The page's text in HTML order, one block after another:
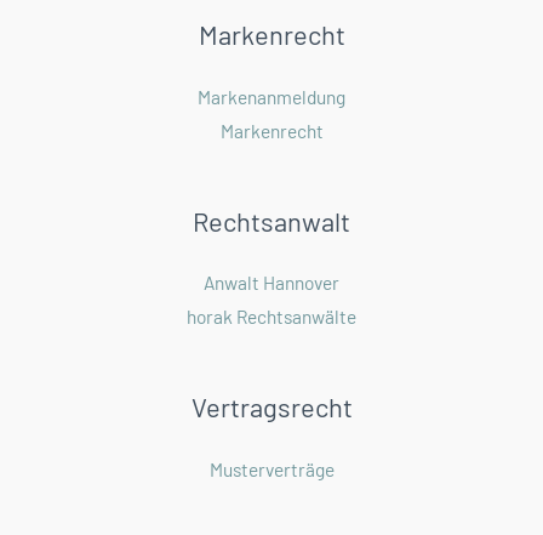
Markenrecht
Markenanmeldung
Markenrecht
Rechtsanwalt
Anwalt Hannover
horak Rechtsanwälte
Vertragsrecht
Musterverträge